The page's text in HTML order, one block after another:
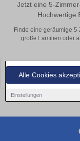
Alle Cookies
Einstellungen
Jetzt eine 5-
Hochwertige
Finde eine geräumige
große Familien oder
Leider konnten wir
bald wieder vorbei!